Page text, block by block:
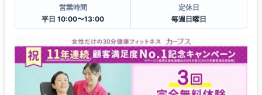
営業時間
平日 10:00〜13:00
定休日
毎週日曜日